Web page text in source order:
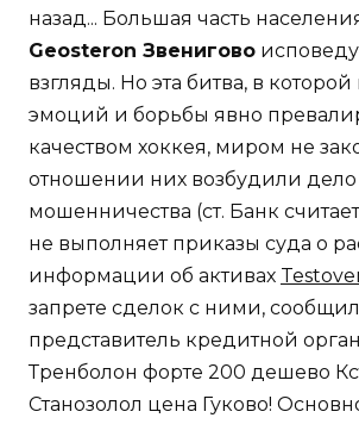
назад... Большая часть
Geosteron Звенигово
взгляды. Но эта битва, в которой
эмоций и борьбы явно
качеством хоккея, миром не
отношении них возбудили дело
мошенничества (ст. Банк
не выполняет приказы суда о
информации об активах
запрете сделок с ними, сообщил
представитель кредитной
Тренболон форте 200 дешево
Станозолол цена Гуково!